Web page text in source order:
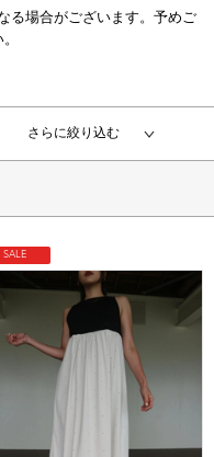
る場合がございます。予めご
さらに絞り込む
SALE